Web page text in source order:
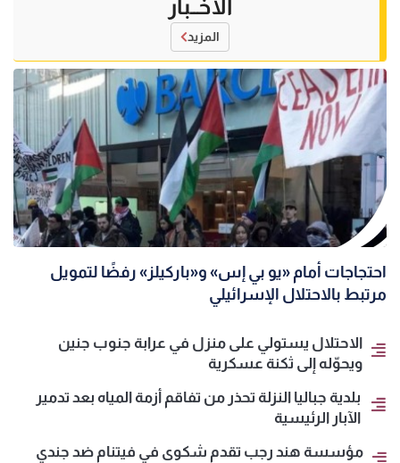
الأخــبار
المزيد
احتجاجات أمام «يو بي إس» و«باركيلز» رفضًا لتمويل
مرتبط بالاحتلال الإسرائيلي
الاحتلال يستولي على منزل في عرابة جنوب جنين
ويحوّله إلى ثكنة عسكرية
بلدية جباليا النزلة تحذر من تفاقم أزمة المياه بعد تدمير
الآبار الرئيسية
مؤسسة هند رجب تقدم شكوى في فيتنام ضد جندي